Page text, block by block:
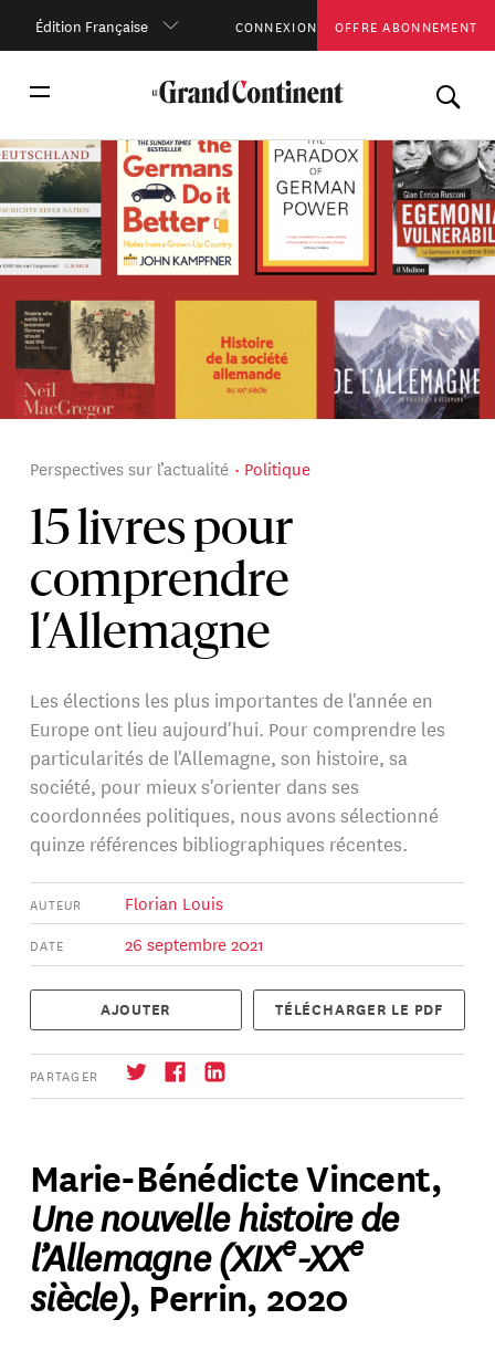
Édition Française CONNEXION OFFRE ABONNEMENT
15 livres pour
comprendre
l’Allemagne
Perspectives sur l’actualité Politique
Les élections les plus importantes de l'année en
Europe ont lieu aujourd'hui. Pour comprendre les
particularités de l'Allemagne, son histoire, sa
société, pour mieux s'orienter dans ses
coordonnées politiques, nous avons sélectionné
quinze références bibliographiques récentes.
AUTEUR Florian Louis
DATE 26 septembre 2021
AJOUTER TÉLÉCHARGER LE PDF
PARTAGER
→ S'abonner
Marie-Bénédicte Vincent,
Une nouvelle histoire de
l’Allemagne (XIXe-XXe
siècle), Perrin, 2020